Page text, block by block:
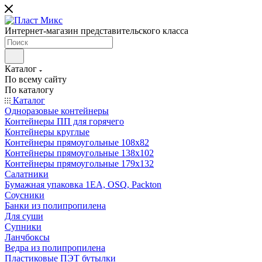
Интернет-магазин представительского класса
Каталог
По всему сайту
По каталогу
Каталог
Одноразовые контейнеры
Контейнеры ПП для горячего
Контейнеры круглые
Контейнеры прямоугольные 108х82
Контейнеры прямоугольные 138х102
Контейнеры прямоугольные 179х132
Салатники
Бумажная упаковка 1ЕА, OSQ, Packton
Соусники
Банки из полипропилена
Для суши
Супники
Ланчбоксы
Ведра из полипропилена
Пластиковые ПЭТ бутылки